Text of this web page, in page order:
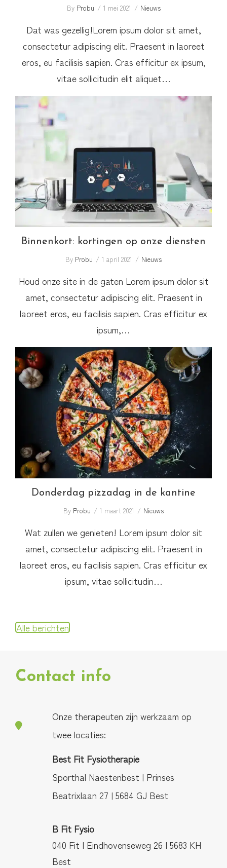
By Probu 1 mei 2021 Nieuws
Dat was gezellig!Lorem ipsum dolor sit amet,
consectetur adipiscing elit. Praesent in laoreet
eros, eu facilisis sapien. Cras efficitur ex ipsum,
vitae sollicitudin elit aliquet…
Binnenkort: kortingen op onze diensten
Binnenkort: kortingen op onze diensten
By Probu 1 april 2021 Nieuws
Houd onze site in de gaten Lorem ipsum dolor sit
amet, consectetur adipiscing elit. Praesent in
laoreet eros, eu facilisis sapien. Cras efficitur ex
ipsum,…
Donderdag pizzadag in de kantine
Donderdag pizzadag in de kantine
By Probu 1 maart 2021 Nieuws
Wat zullen we genieten! Lorem ipsum dolor sit
amet, consectetur adipiscing elit. Praesent in
laoreet eros, eu facilisis sapien. Cras efficitur ex
ipsum, vitae sollicitudin…
Alle berichten
Contact info
Onze therapeuten zijn werkzaam op
twee locaties:
Best Fit Fysiotherapie
Sporthal Naestenbest | Prinses
Beatrixlaan 27 | 5684 GJ Best
B Fit Fysio
040 Fit | Eindhovenseweg 26 | 5683 KH
Best